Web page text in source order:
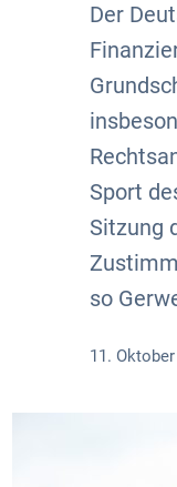
Der
Sport
Sitzung
so
11.